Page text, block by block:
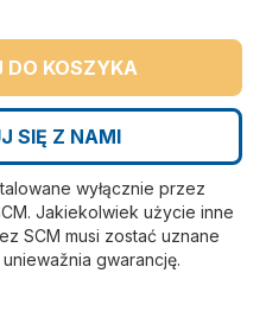
DO KOSZYKA
SIĘ Z NAMI
wyłącznie przez
Jakiekolwiek użycie inne
SCM musi zostać uznane
gwarancję.